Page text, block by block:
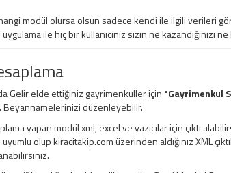
modül olursa olsun sadece kendi ile ilgili verileri
ile hiç bir kullanıcınız sizin ne kazandığınızı ne
Gelir elde ettiğiniz gayrimenkuller için "Gayrimenkul
Beyannamelerinizi düzenleyebilir.
yapan modül xml, excel ve yazıcılar için çıktı
olup kiracitakip.com üzerinden aldığınız XML